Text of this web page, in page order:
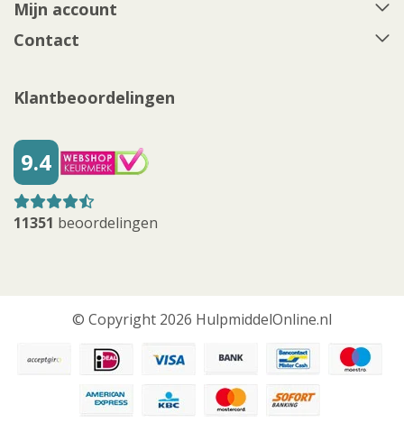
Mijn account
Contact
Klantbeoordelingen
9.4
11351 beoordelingen
© Copyright 2026 HulpmiddelOnline.nl